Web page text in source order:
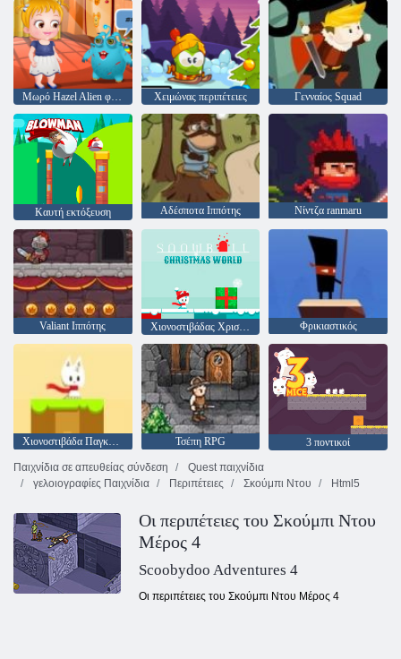
Μωρό Hazel Alien φίλο Χειμώνας περιπέτειες Γενναίος Squad
Καυτή εκτόξευση Αδέσποτα Ιππότης Νίντζα ranmaru
Valiant Ιππότης Χιονοστιβάδας Χριστούγεννα Κόσμος Φρικιαστικός
Χιονοστιβάδα Παγκόσμια Τσέπη RPG
3 ποντικοί
Παιχνίδια σε απευθείας σύνδεση
Quest παιχνίδια
γελοιογραφίες Παιχνίδια
Περιπέτειες Σκούμπι Ντου Html5
Οι περιπέτειες του Σκούμπι Ντου
Μέρος 4
Scoobydoo Adventures 4
Οι περιπέτειες του Σκούμπι Ντου Μέρος 4